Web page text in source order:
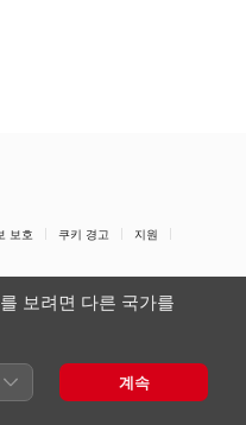
보호 쿠키 경고
지원
보려면 다른 국가를
계속